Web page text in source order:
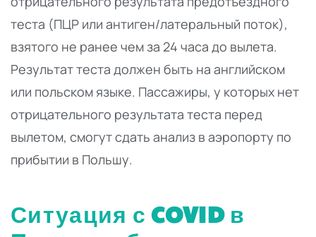
теста (ПЦР или антиген/латеральный поток),
взятого не ранее чем за 24 часа до вылета.
Результат теста должен быть на английском
или польском языке. Пассажиры, у которых нет
отрицательного результата теста перед
вылетом, смогут сдать анализ в аэропорту по
прибытии в Польшу.
Ситуация с COVID в